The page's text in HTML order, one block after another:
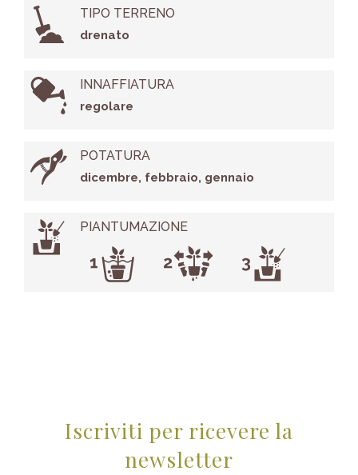
TIPO TERRENO
drenato
INNAFFIATURA
regolare
POTATURA
dicembre, febbraio, gennaio
PIANTUMAZIONE
Iscriviti per ricevere la
newsletter